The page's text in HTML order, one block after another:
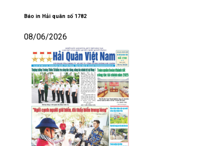
Báo in Hải quân số 1782
08/06/2026